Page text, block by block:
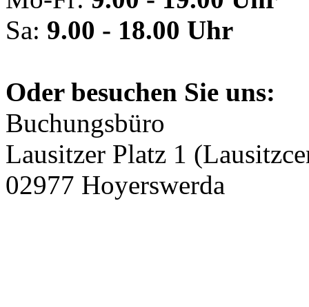
Sa: 9.00 - 18.00 Uhr
Oder besuchen Sie uns:
Buchungsbüro
Lausitzer Platz 1
02977 Hoyerswerda